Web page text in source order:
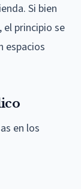
Si bien
el principio se
espacios
en los